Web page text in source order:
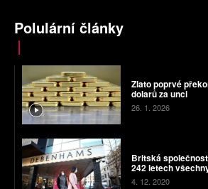
Polulární články
Zlato poprvé
dolarů za unci
26. 1. 2026
Britská
242 letech
4. 12. 2020